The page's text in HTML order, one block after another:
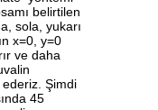
belirtilen
sola, yukarı
x=0, y=0
ve daha
Şimdi
45